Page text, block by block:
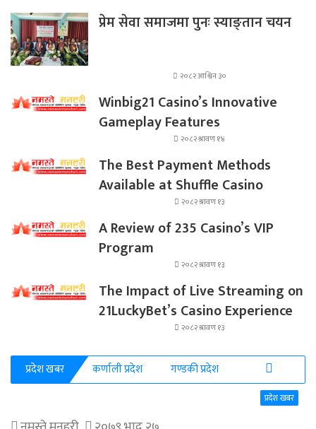
प्रेम सेवा समाजमा पुनः स्याङ्तान चयन
२०८२ आश्विन ३०
Winbig21 Casino’s Innovative
Gameplay Features
२०८२ श्रावण १४
The Best Payment Methods
Available at Shuffle Casino
२०८२ श्रावण १३
A Review of 235 Casino’s VIP
Program
२०८२ श्रावण १३
The Impact of Live Streaming on
21LuckyBet’s Casino Experience
२०८२ श्रावण १३
प्रदेश खबर कर्णाली प्रदेश गण्डकी प्रदेश
प्रदेश खबर